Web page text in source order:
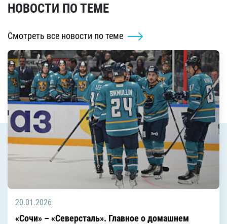
НОВОСТИ ПО ТЕМЕ
Смотреть все новости по теме
20.01.2026
«Сочи» – «Северсталь». Главное о домашнем